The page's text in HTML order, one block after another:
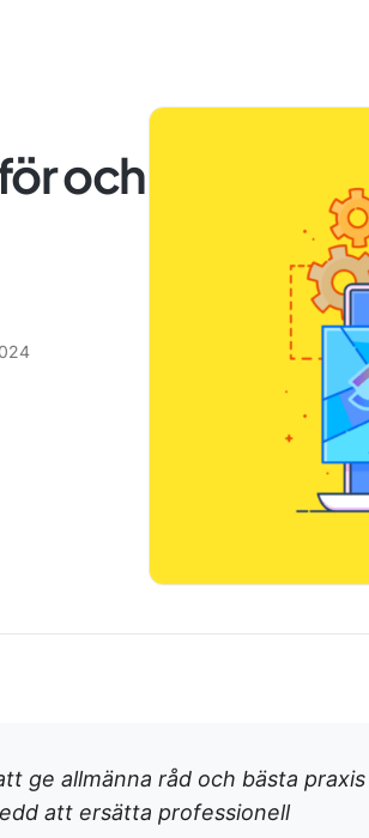
och
ge allmänna råd och bästa praxis
att ersätta professionell